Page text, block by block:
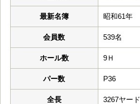
最新名簿 昭和61年
会員数 539名
ホール数 9Ｈ
パー数 P36
全長 3267ヤード